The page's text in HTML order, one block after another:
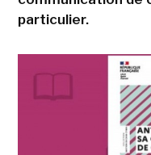
particulier.